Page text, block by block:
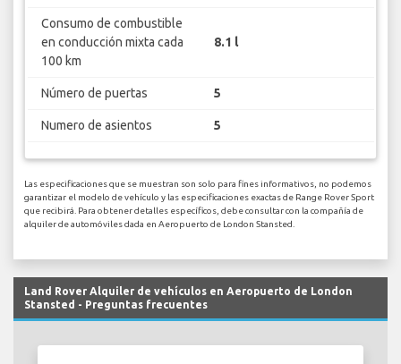
Consumo de combustible
en conducción mixta cada
100 km
8.1 l
Número de puertas 5
Numero de asientos 5
Las especificaciones que se muestran son solo para fines informativos, no podemos
garantizar el modelo de vehículo y las especificaciones exactas de Range Rover Sport
que recibirá. Para obtener detalles específicos, debe consultar con la compañía de
alquiler de automóviles dada en Aeropuerto de London Stansted.
Land Rover Alquiler de vehículos en Aeropuerto de London
Stansted - Preguntas frecuentes